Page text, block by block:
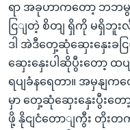
ရာ အခုဟာကတော့ ဘဘမွ
ငြျတဲ့ စိတျ ရှိကို မရှိဘူး
ဒါ အဲဒီတှေ့ဆုံဆှေးနှေးခ
ဆှေးနှေးပါဆိုပွီးတော့ ထ
ရပျခံနရေတာ။ အမှနျ
မှာ တှေ့ဆုံဆှေးနှေးပွီးတော့
ဖို့ နိုငျငံတောျကွီး တိုးတ